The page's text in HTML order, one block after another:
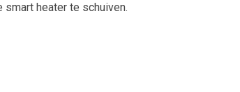
heater te schuiven.